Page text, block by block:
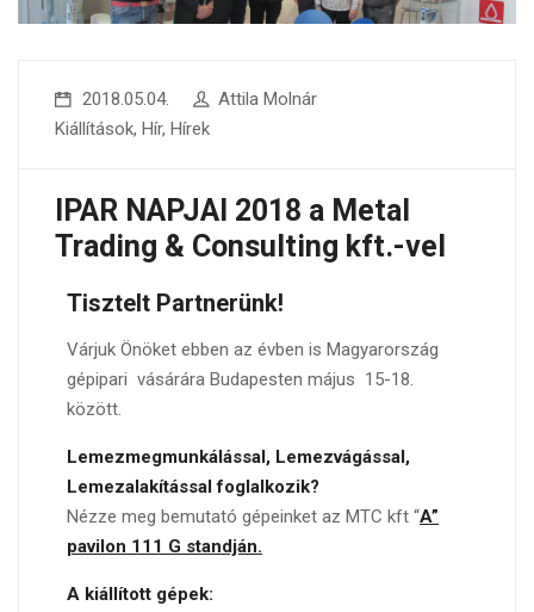
Bemutatkozás
Termékeink
Használt gépek
Videók
2018.05.04.
Attila Molnár
Kiállítások, Hír, Hírek
IPAR NAPJAI 2018 a Metal
Trading & Consulting kft.-vel
Tisztelt Partnerünk!
Várjuk Önöket ebben az évben is Magyarország
gépipari vásárára Budapesten május 15-18.
között.
Lemezmegmunkálással, Lemezvágással,
Lemezalakítással foglalkozik?
Nézze meg bemutató gépeinket az MTC kft “A”
pavilon 111 G standján.
A kiállított gépek: